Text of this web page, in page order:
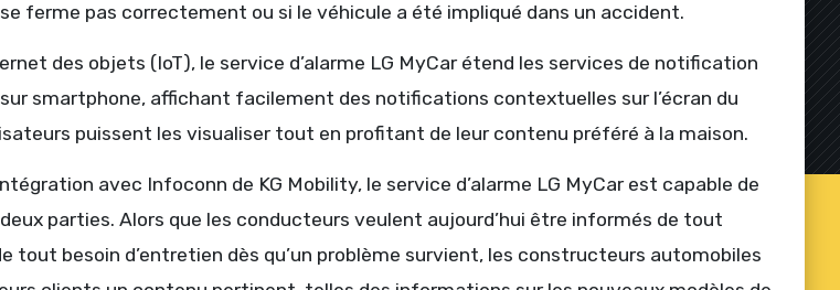
ferme pas correctement ou si le véhicule a été impliqué dans un accident.
des objets (IoT), le service d’alarme LG MyCar étend les services de notification
smartphone, affichant facilement des notifications contextuelles sur l’écran du
puissent les visualiser tout en profitant de leur contenu préféré à la maison.
avec Infoconn de KG Mobility, le service d’alarme LG MyCar est capable de
parties. Alors que les conducteurs veulent aujourd’hui être informés de tout
tout besoin d’entretien dès qu’un problème survient, les constructeurs automobiles